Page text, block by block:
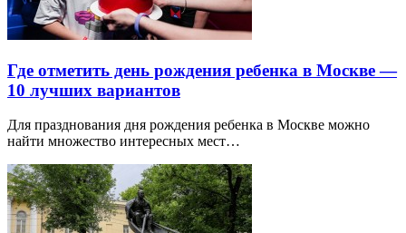
Где отметить день рождения ребенка в Москве —
10 лучших вариантов
Для празднования дня рождения ребенка в Москве можно
найти множество интересных мест…